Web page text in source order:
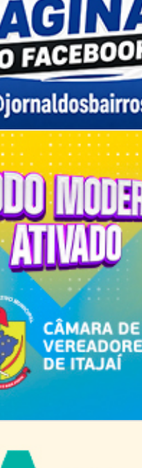
avança no interior de Itajaí
semana de oficinas gratuitas e